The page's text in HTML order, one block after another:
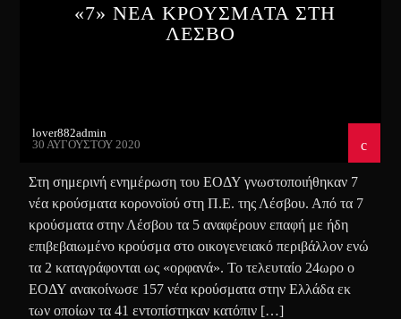
«7» ΝΕΑ ΚΡΟΥΣΜΑΤΑ ΣΤΗ
ΛΕΣΒΟ
lover882admin
30 ΑΥΓΟΎΣΤΟΥ 2020
Στη σημερινή ενημέρωση του ΕΟΔΥ γνωστοποιήθηκαν 7
νέα κρούσματα κορονοϊού στη Π.Ε. της Λέσβου. Από τα 7
κρούσματα στην Λέσβου τα 5 αναφέρουν επαφή με ήδη
επιβεβαιωμένο κρούσμα στο οικογενειακό περιβάλλον ενώ
τα 2 καταγράφονται ως «ορφανά». Το τελευταίο 24ωρο ο
ΕΟΔΥ ανακοίνωσε 157 νέα κρούσματα στην Ελλάδα εκ
των οποίων τα 41 εντοπίστηκαν κατόπιν […]